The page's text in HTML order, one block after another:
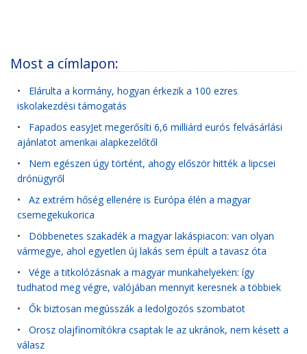
Most a címlapon:
• Elárulta a kormány, hogyan érkezik a 100 ezres
iskolakezdési támogatás
• Fapados easyJet megerősíti 6,6 milliárd eurós felvásárlási
ajánlatot amerikai alapkezelőtől
• Nem egészen úgy történt, ahogy először hitték a lipcsei
drónügyről
• Az extrém hőség ellenére is Európa élén a magyar
csemegekukorica
• Döbbenetes szakadék a magyar lakáspiacon: van olyan
vármegye, ahol egyetlen új lakás sem épült a tavasz óta
• Vége a titkolózásnak a magyar munkahelyeken: így
tudhatod meg végre, valójában mennyit keresnek a többiek
• Ők biztosan megússzák a ledolgozós szombatot
• Orosz olajfinomítókra csaptak le az ukránok, nem késett a
válasz